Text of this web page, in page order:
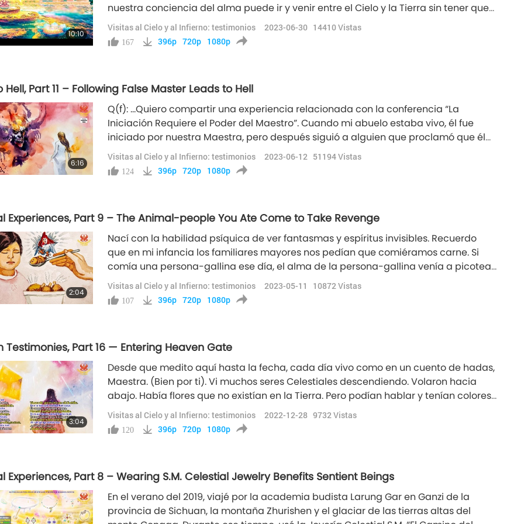
10:10
nuestra conciencia del alma puede ir y venir entre el Cielo y la Tierra sin tener que
esperar a que este cuerpo físico realmente muera.Tuve el honor de visitar el
Paraíso Occidental de Amitābha o “La Tierra Pura de la Felicidad Extrema
Visitas al Cielo y al Infierno: testimonios 2023-06-30 14410Vistas
167 396p 720p 1080p
Hell, Part 11 – Following False Master Leads to Hell
6:16
Q(f): …Quiero compartir una experiencia relacionada con la conferencia “La
Iniciación Requiere el Poder del Maestro”. Cuando mi abuelo estaba vivo, él fue
iniciado por nuestra Maestra, pero después siguió a alguien que proclamó que él
representaba a la Maestra. Esta persona dio muchas instrucciones falsas, diferente
de lo que la Maestra nos enseñó en la iniciación. Después de mirar “La Iniciación
Visitas al Cielo y al Infierno: testimonios 2023-06-12 51194Vistas
124 396p 720p 1080p
Experiences, Part 9 – The Animal-people You Ate Come to Take Revenge
2:04
Nací con la habilidad psíquica de ver fantasmas y espíritus invisibles. Recuerdo
que en mi infancia los familiares mayores nos pedían que comiéramos carne. Si
comía una persona-gallina ese día, el alma de la persona-gallina venía a picotear
con odio mi cuerpo por la noche. Independientemente del tipo de personas-
animales que comas, vendrán a vengarse de ti por la noche. Si matas personas-
hormiga o
Visitas al Cielo y al Infierno: testimonios 2023-05-11 10872Vistas
107 396p 720p 1080p
Testimonies, Part 16 — Entering Heaven Gate
3:04
Desde que medito aquí hasta la fecha, cada día vivo como en un cuento de hadas,
Maestra. (Bien por ti). Vi muchos seres Celestiales descendiendo. Volaron hacia
abajo. Había flores que no existían en la Tierra. Pero podían hablar y tenían colores
muy brillantes. Y había estrellas que emitían luz rosa. Y también había rayos, casi
como rayos de luz dispuestos en hermosas formas, y volaban hacia mí, p
Visitas al Cielo y al Infierno: testimonios 2022-12-28 9732Vistas
120 396p 720p 1080p
Experiences, Part 8 – Wearing S.M. Celestial Jewelry Benefits Sentient Beings
En el verano del 2019, viajé por la academia budista Larung Gar en Ganzi de la
provincia de Sichuan, la montaña Zhurishen y el glaciar de las tierras altas del